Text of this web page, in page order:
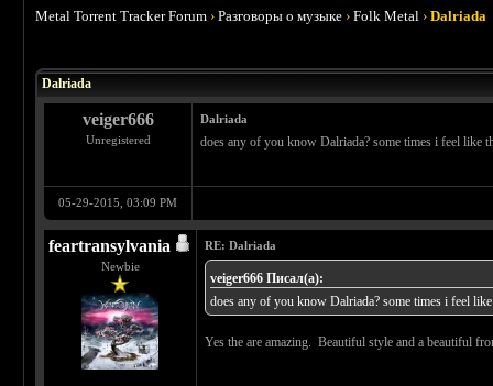
Metal Torrent Tracker Forum ›Разговоры о музыке ›Folk Metal ›Dalriada
Dalriada
veiger666
Unregistered
Dalriada
does any of you know Dalriada? some times i feel like
05-29-2015, 03:09 PM
feartransylvania
Newbie
RE: Dalriada
veiger666 Писал(а):
does any of you know Dalriada? some times i feel
Yes the are amazing. Beautiful style and a beautiful